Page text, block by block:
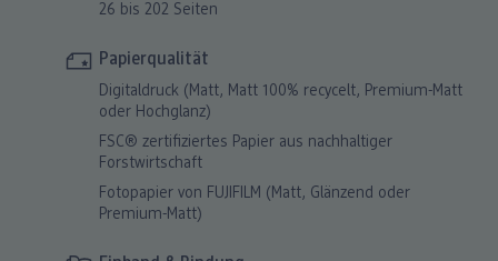
26 bis 202 Seiten
Papierqualität
Digitaldruck (Matt, Matt 100% recycelt, Premium-Matt
oder Hochglanz)
FSC® zertifiziertes Papier aus nachhaltiger
Forstwirtschaft
Fotopapier von FUJIFILM (Matt, Glänzend oder
Premium-Matt)